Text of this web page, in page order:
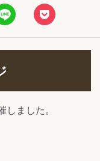
ました。